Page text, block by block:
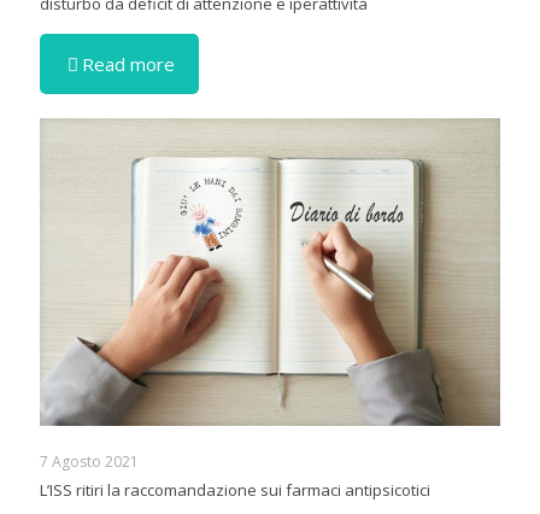
Read more
7 Agosto 2021
L’ISS ritiri la raccomandazione sui farmaci antipsicotici